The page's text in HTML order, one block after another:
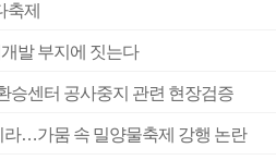
축제
발 부지에 짓는다
승센터 공사중지 관련 현장검증
라…가뭄 속 밀양물축제 강행 논란